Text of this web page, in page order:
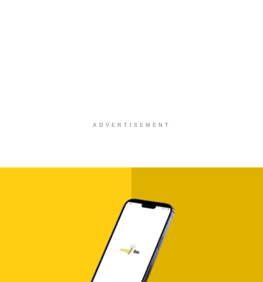
ADVERTISEMENT